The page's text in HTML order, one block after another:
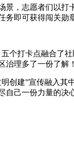
景，志愿者们以打
务即可获得闯关勋
个打卡点融合了
治理多了一份了解
创建”宣传融入其
自己一份力量的决